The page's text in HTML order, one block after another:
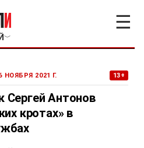
﹀
☰
НОЯБРЯ 2021 Г. 13+
Сергей Антонов
кротах» в